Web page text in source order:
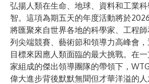
弘揚人類在生命、地球、資料和工業
智。這項為期五天的年度活動將於
將匯聚來自世界各地的科學家、工程
列尖端競賽、藝術節和領導力高峰會
目標來因應人類面臨的最大挑戰。在
家組成的傑出領導團隊的帶領下，
偉大進步背後默默無聞但才華洋溢的